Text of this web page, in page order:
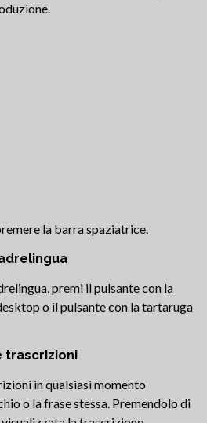
la barra spaziatrice.
premi il pulsante con la
o il pulsante con la tartaruga
trascrizioni
in qualsiasi momento
o la frase stessa. Premendolo di